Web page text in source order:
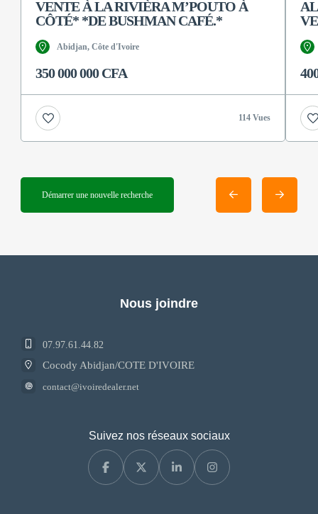
VENTE À LA RIVIÈRA M’POUTO À
CÔTÉ* *DE BUSHMAN CAFÉ.*
Abidjan, Côte d'Ivoire
350 000 000 CFA
114 Vues
Démarrer une nouvelle recherche
Nous joindre
07.97.61.44.82
Cocody Abidjan/COTE D'IVOIRE
contact@ivoiredealer.net
Suivez nos réseaux sociaux